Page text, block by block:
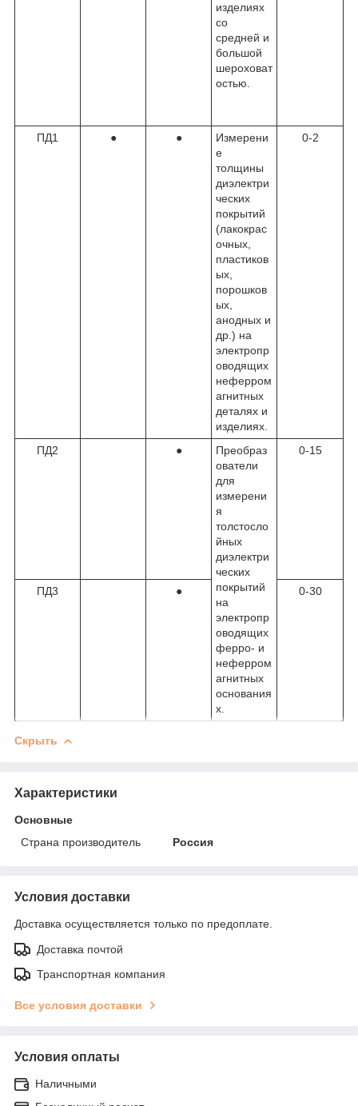
изделиях
со
средней и
большой
шероховат
остью.
ПД1 ● ●
Измерени
е
толщины
диэлектри
ческих
покрытий
(лакокрас
очных,
пластиков
ых,
порошков
ых,
анодных и
др.) на
электропр
оводящих
неферром
агнитных
деталях и
изделиях.
0-2
ПД2 ●
Преобраз
ователи
для
измерени
я
толстосло
йных
диэлектри
ческих
покрытий
на
электропр
оводящих
ферро- и
неферром
агнитных
основания
х.
0-15
ПД3 ● 0-30
Скрыть
Характеристики
Основные
Страна производитель
Россия
Условия доставки
Доставка осуществляется только по предоплате.
Доставка почтой
Транспортная компания
Все условия доставки
Условия оплаты
Наличными